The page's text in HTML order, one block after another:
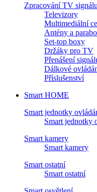
Zpracování TV signálu
Televizory
Multimediální
Antény a
Set-top boxy
Držáky pro TV
Přenášení
Dálkové
Příslušenství
Smart HOME
Smart jednotky
Smart jednotky
Smart kamery
Smart kamery
Smart ostatní
Smart ostatní